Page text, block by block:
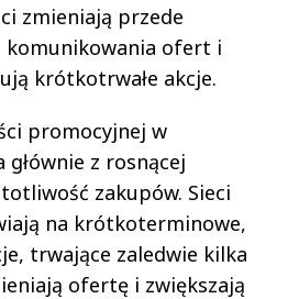
zmieniają przede
komunikowania ofert i
krótkotrwałe akcje.
promocyjnej w
z rosnącej
zakupów. Sieci
na krótkoterminowe,
trwające zaledwie kilka
ofertę i zwiększają